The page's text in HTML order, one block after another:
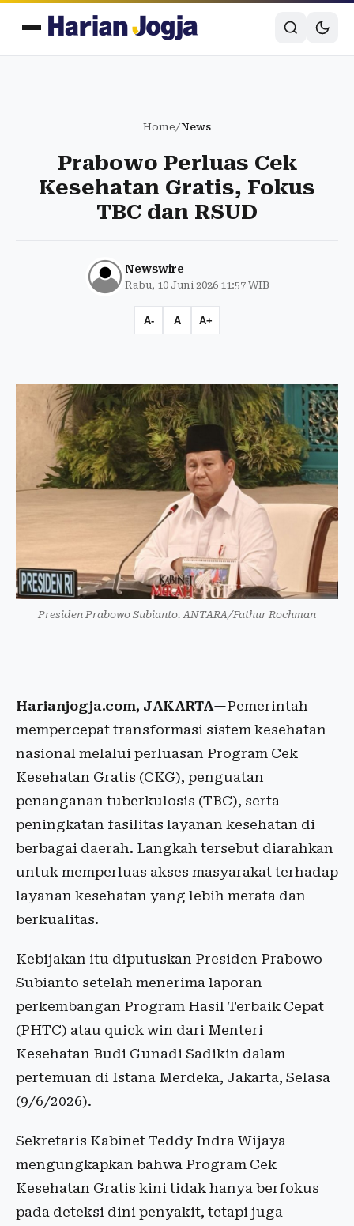
Home/News
Prabowo Perluas Cek
Kesehatan Gratis, Fokus
TBC dan RSUD
Newswire
Rabu, 10 Juni 2026 11:57 WIB
A- A A+
Presiden Prabowo Subianto. ANTARA/Fathur Rochman
Harianjogja.com, JAKARTA—Pemerintah
mempercepat transformasi sistem kesehatan
nasional melalui perluasan Program Cek
Kesehatan Gratis (CKG), penguatan
penanganan tuberkulosis (TBC), serta
peningkatan fasilitas layanan kesehatan di
berbagai daerah. Langkah tersebut diarahkan
untuk memperluas akses masyarakat terhadap
layanan kesehatan yang lebih merata dan
berkualitas.
Kebijakan itu diputuskan Presiden Prabowo
Subianto setelah menerima laporan
perkembangan Program Hasil Terbaik Cepat
(PHTC) atau quick win dari Menteri
Kesehatan Budi Gunadi Sadikin dalam
pertemuan di Istana Merdeka, Jakarta, Selasa
(9/6/2026).
Sekretaris Kabinet Teddy Indra Wijaya
mengungkapkan bahwa Program Cek
Kesehatan Gratis kini tidak hanya berfokus
pada deteksi dini penyakit, tetapi juga